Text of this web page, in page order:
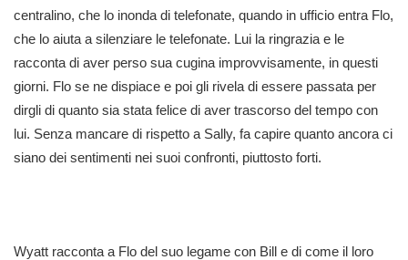
centralino, che lo inonda di telefonate, quando in ufficio entra Flo,
che lo aiuta a silenziare le telefonate. Lui la ringrazia e le
racconta di aver perso sua cugina improvvisamente, in questi
giorni. Flo se ne dispiace e poi gli rivela di essere passata per
dirgli di quanto sia stata felice di aver trascorso del tempo con
lui. Senza mancare di rispetto a Sally, fa capire quanto ancora ci
siano dei sentimenti nei suoi confronti, piuttosto forti.
Wyatt racconta a Flo del suo legame con Bill e di come il loro